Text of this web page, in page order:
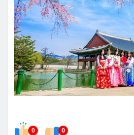
0 0